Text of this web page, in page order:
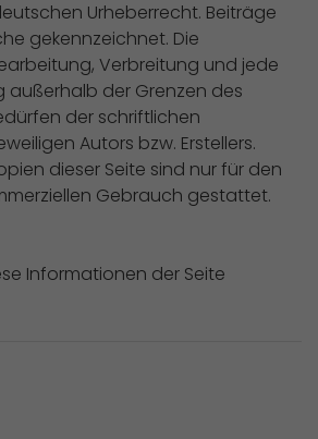
Urheberrecht. Beiträge
gekennzeichnet. Die
Verbreitung und jede
außerhalb der Grenzen des
der schriftlichen
Autors bzw. Erstellers.
dieser Seite sind nur für den
Gebrauch gestattet.
Informationen der Seite